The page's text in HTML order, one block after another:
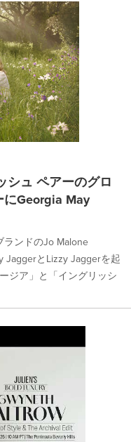
シュ ペアーのグロ
Georgia May
ンドのJo Malone
JaggerとLizzy Jaggerを起
ジア」と「イングリッシ